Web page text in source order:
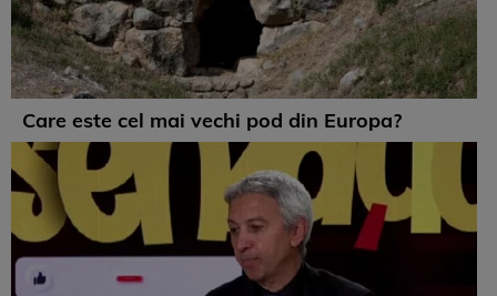
Care este cel mai vechi pod din Europa?